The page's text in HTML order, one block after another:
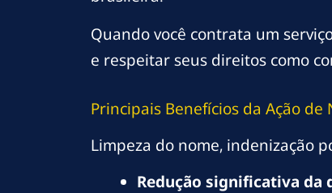
Quando você contrata um
e respeitar seus direitos como
Principais Benefícios da Ação
Limpeza do nome, indenização
Redução significativa da